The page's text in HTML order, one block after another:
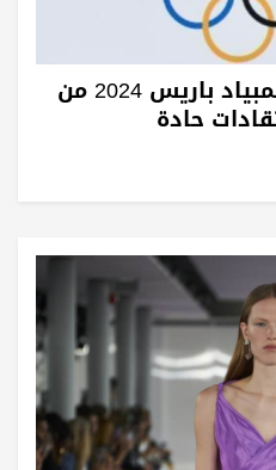
حذف فيديو افتتاح أولمبياد باريس 2024 من
حادة